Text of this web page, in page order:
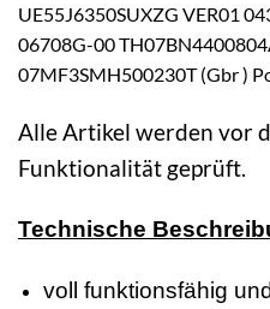
UE55J6350SUXZG VER01
06708G-00
07MF3SMH500230T (Gbr )
Alle Artikel werden vor
Funktionalität geprüft.
Technische
voll funktionsfähig